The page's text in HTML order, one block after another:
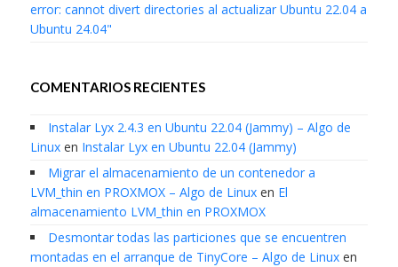
error: cannot divert directories al actualizar Ubuntu 22.04 a
Ubuntu 24.04"
COMENTARIOS RECIENTES
Instalar Lyx 2.4.3 en Ubuntu 22.04 (Jammy) – Algo de
Linuxen Instalar Lyx en Ubuntu 22.04 (Jammy)
Migrar el almacenamiento de un contenedor a
LVM_thin en PROXMOX – Algo de Linuxen El
almacenamiento LVM_thin en PROXMOX
Desmontar todas las particiones que se encuentren
montadas en el arranque de TinyCore – Algo de Linuxen